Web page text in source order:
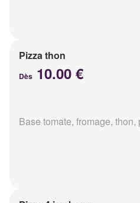
Pizza thon
Dès 10.00 €
Base tomate, fromage,